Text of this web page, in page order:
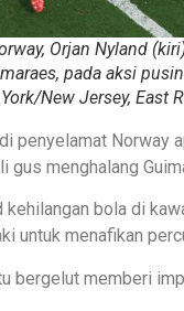
Orjan Nyland
pada aksi
York/New Jersey, East
penyelamat Norway
menghalang
kehilangan bola di
untuk menafikan
bergelut memberi